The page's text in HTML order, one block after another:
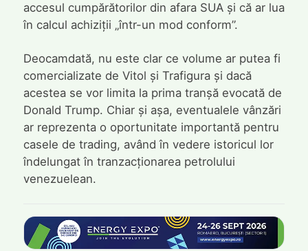
accesul cumpărătorilor din afara SUA și că ar lua
în calcul achiziții „într-un mod conform”.
Deocamdată, nu este clar ce volume ar putea fi
comercializate de Vitol și Trafigura și dacă
acestea se vor limita la prima tranșă evocată de
Donald Trump. Chiar și așa, eventualele vânzări
ar reprezenta o oportunitate importantă pentru
casele de trading, având în vedere istoricul lor
îndelungat în tranzacționarea petrolului
venezuelean.